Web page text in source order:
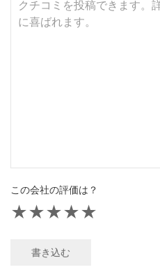
この会社の評価は？
★
★
★
★
★
書き込む